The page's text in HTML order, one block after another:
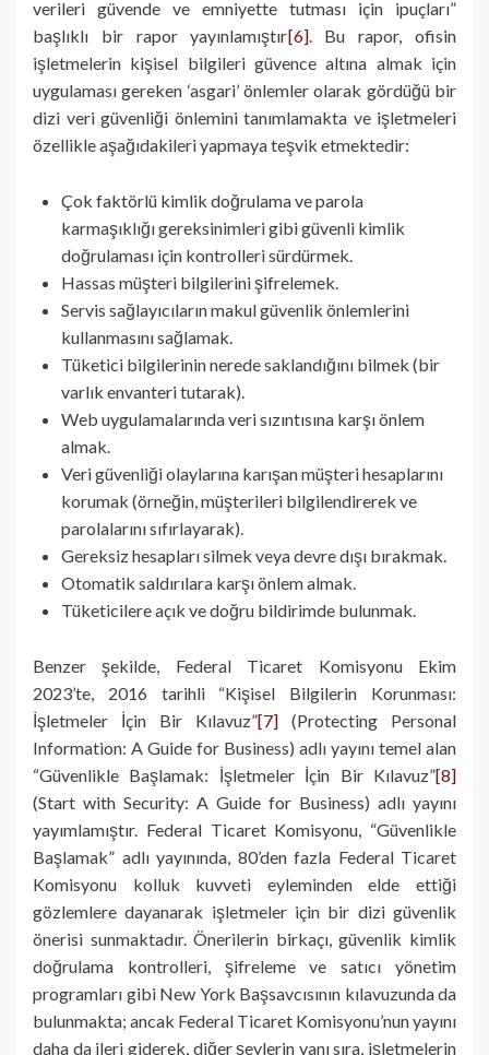
verileri güvende ve emniyette tutması için ipuçları”
başlıklı bir rapor yayınlamıştır[6]. Bu rapor, ofisin
işletmelerin kişisel bilgileri güvence altına almak için
uygulaması gereken ‘asgari’ önlemler olarak gördüğü bir
dizi veri güvenliği önlemini tanımlamakta ve işletmeleri
özellikle aşağıdakileri yapmaya teşvik etmektedir:
Çok faktörlü kimlik doğrulama ve parola
karmaşıklığı gereksinimleri gibi güvenli kimlik
doğrulaması için kontrolleri sürdürmek.
Hassas müşteri bilgilerini şifrelemek.
Servis sağlayıcıların makul güvenlik önlemlerini
kullanmasını sağlamak.
Tüketici bilgilerinin nerede saklandığını bilmek (bir
varlık envanteri tutarak).
Web uygulamalarında veri sızıntısına karşı önlem
almak.
Veri güvenliği olaylarına karışan müşteri hesaplarını
korumak (örneğin, müşterileri bilgilendirerek ve
parolalarını sıfırlayarak).
Gereksiz hesapları silmek veya devre dışı bırakmak.
Otomatik saldırılara karşı önlem almak.
Tüketicilere açık ve doğru bildirimde bulunmak.
Benzer şekilde, Federal Ticaret Komisyonu Ekim
2023’te, 2016 tarihli “Kişisel Bilgilerin Korunması:
İşletmeler İçin Bir Kılavuz”[7] (Protecting Personal
Information: A Guide for Business) adlı yayını temel alan
“Güvenlikle Başlamak: İşletmeler İçin Bir Kılavuz”[8]
(Start with Security: A Guide for Business) adlı yayını
yayımlamıştır. Federal Ticaret Komisyonu, “Güvenlikle
Başlamak” adlı yayınında, 80’den fazla Federal Ticaret
Komisyonu kolluk kuvveti eyleminden elde ettiği
gözlemlere dayanarak işletmeler için bir dizi güvenlik
önerisi sunmaktadır. Önerilerin birkaçı, güvenlik kimlik
doğrulama kontrolleri, şifreleme ve satıcı yönetim
programları gibi New York Başsavcısının kılavuzunda da
bulunmakta; ancak Federal Ticaret Komisyonu’nun yayını
daha da ileri giderek, diğer şeylerin yanı sıra, işletmelerin